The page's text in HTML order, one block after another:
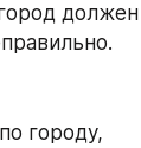
должен
городу,